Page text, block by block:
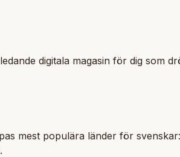
digitala magasin för dig som
mest populära länder för svenskar:
.